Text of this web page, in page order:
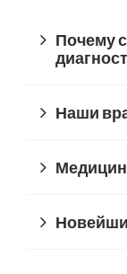
Почему
Наши